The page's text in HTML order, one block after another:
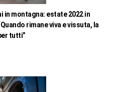
in montagna: estate 2022 in
rimane viva e vissuta, la
tutti”